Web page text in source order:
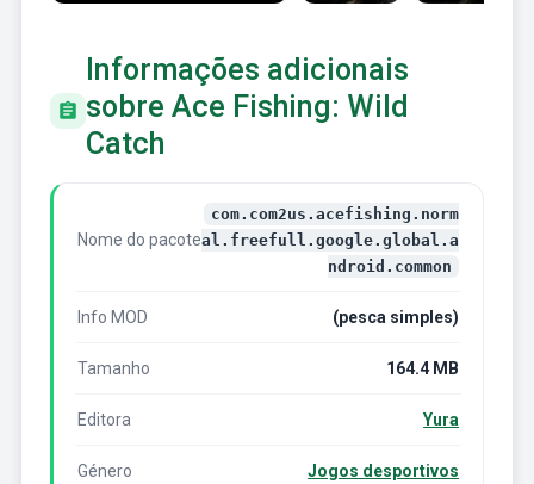
Informações adicionais
sobre Ace Fishing: Wild
Catch
Nome do pacote
com.com2us.acefishing.norm
al.freefull.google.global.a
ndroid.common
Info MOD (pesca simples)
Tamanho 164.4 MB
Editora Yura
Género Jogos desportivos